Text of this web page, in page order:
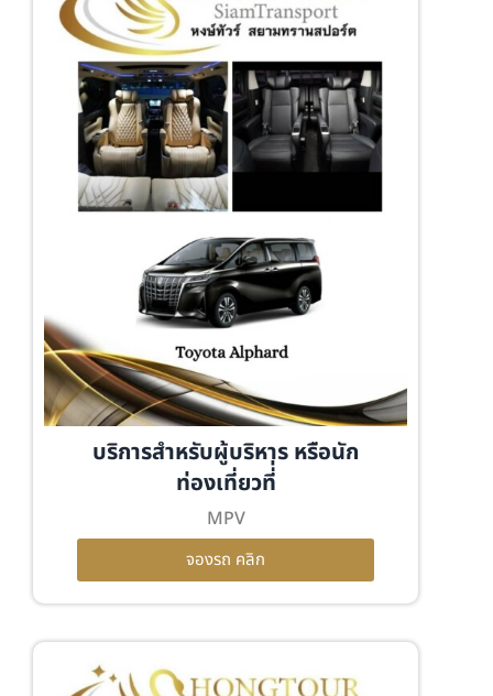
บริการสำหรับผู้บริหาร หรือนัก
ท่องเที่ยวที่่
MPV
จองรถ คลิก